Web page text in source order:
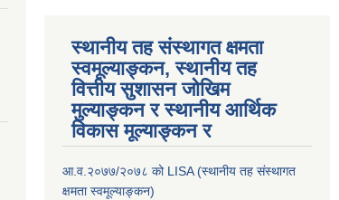
स्थानीय तह संस्थागत क्षमता
स्वमूल्याङ्कन, स्थानीय तह
वित्तीय सुशासन जोखिम
मुल्याङ्कन र स्थानीय आर्थिक
विकास मूल्याङ्कन र
आ.व.२०७७/२०७८ को LISA (स्थानीय तह संस्थागत
क्षमता स्वमूल्याङ्कन)